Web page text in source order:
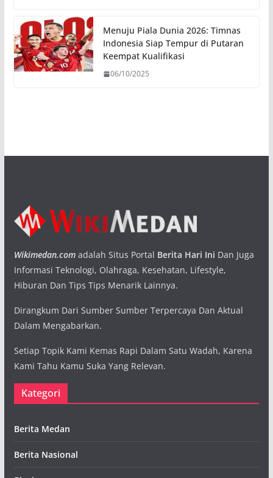
Menuju Piala Dunia 2026: Timnas
Indonesia Siap Tempur di Putaran
Keempat Kualifikasi
06/10/2025
Wikimedan.comadalah Situs Portal Berita Hari Ini Dan Juga
Informasi Teknologi, Olahraga, Kesehatan, Lifestyle,
Hiburan Dan Tips Tips Menarik Lainnya.
Dirangkum Dari Sumber Sumber Terpercaya Dan Aktual
Dalam Mengabarkan.
Setiap Topik Kami Kemas Rapi Dalam Satu Wadah, Karena
Kami Tahu Kamu Suka Yang Relevan.
Kategori
Berita Medan
Berita Nasional